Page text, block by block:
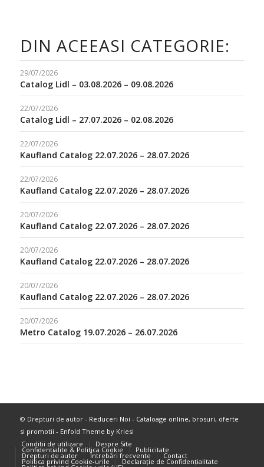
DIN ACEEASI CATEGORIE:
29/07/2026
Catalog Lidl – 03.08.2026 – 09.08.2026
22/07/2026
Catalog Lidl – 27.07.2026 – 02.08.2026
22/07/2026
Kaufland Catalog 22.07.2026 – 28.07.2026
22/07/2026
Kaufland Catalog 22.07.2026 – 28.07.2026
20/07/2026
Kaufland Catalog 22.07.2026 – 28.07.2026
20/07/2026
Kaufland Catalog 22.07.2026 – 28.07.2026
20/07/2026
Kaufland Catalog 22.07.2026 – 28.07.2026
20/07/2026
Metro Catalog 19.07.2026 – 26.07.2026
© Drepturi de autor - Reduceri Noi - Cataloage online, brosuri, oferte
si promotii - Enfold Theme by Kriesi
Conditii de utilizare
Despre Site
Confidentialite & Politica Cookie Publicitate
Drepturi de autor Întrebări frecvente Contact
Politica privind Cookie-urile Declarație de Confidențialitate